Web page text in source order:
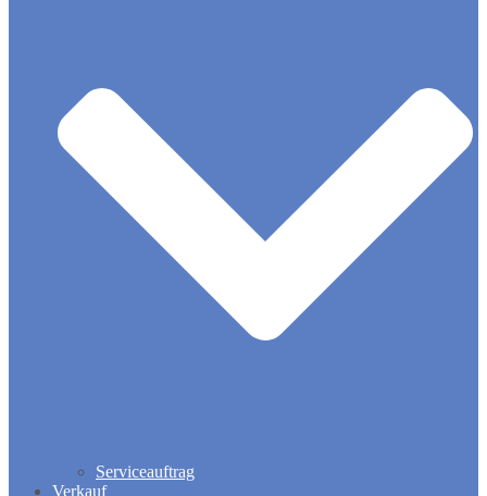
Serviceauftrag
Verkauf